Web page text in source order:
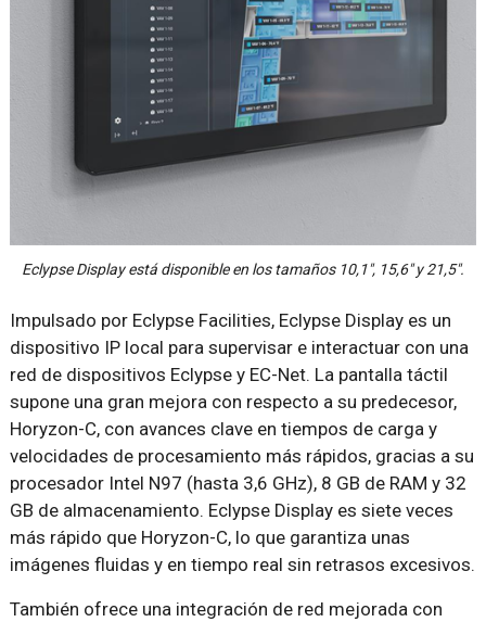
Eclypse Display está disponible en los tamaños 10,1″, 15,6″ y 21,5″.
Impulsado por Eclypse Facilities, Eclypse Display es un
dispositivo IP local para supervisar e interactuar con una
red de dispositivos Eclypse y EC-Net. La pantalla táctil
supone una gran mejora con respecto a su predecesor,
Horyzon-C, con avances clave en tiempos de carga y
velocidades de procesamiento más rápidos, gracias a su
procesador Intel N97 (hasta 3,6 GHz), 8 GB de RAM y 32
GB de almacenamiento. Eclypse Display es siete veces
más rápido que Horyzon-C, lo que garantiza unas
imágenes fluidas y en tiempo real sin retrasos excesivos.
También ofrece una integración de red mejorada con